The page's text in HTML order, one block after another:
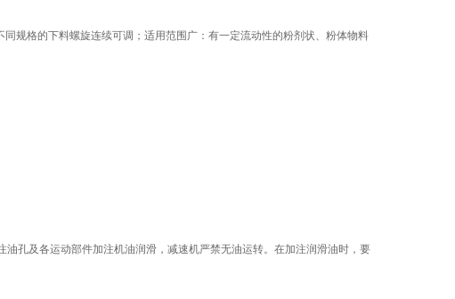
格的下料螺旋连续可调；适用范围广：有一定流动性的粉剂状、粉体物料
及各运动部件加注机油润滑，减速机严禁无油运转。在加注润滑油时，要